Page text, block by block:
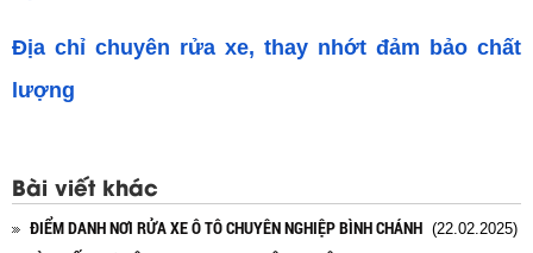
Địa chỉ chuyên rửa xe, thay nhớt đảm bảo chất
lượng
Bài viết khác
ĐIỂM DANH NƠI RỬA XE Ô TÔ CHUYÊN NGHIỆP BÌNH CHÁNH (22.02.2025)